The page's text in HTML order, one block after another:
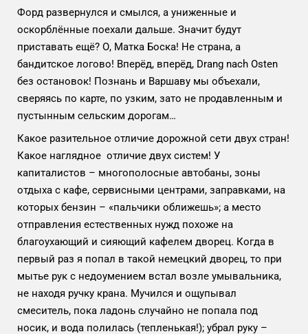
Форд развернулся и смылся, а униженные и
оскорблённые поехали дальше. Значит будут
приставать ещё? О, Матка Боска! Не страна, а
бандитское логово! Вперёд, вперёд, Drang nach Osten
без остановок! Познань и Варшаву мы объехали,
сверяясь по карте, по узким, зато не продавленным и
пустынным сельским дорогам…
Какое разительное отличие дорожной сети двух стран!
Какое наглядное отличие двух систем! У
капиталистов – многополосные автобаны, зоны
отдыха с кафе, сервисными центрами, заправками, на
которых бензин – «пальчики оближешь»; а место
отправления естественных нужд похоже на
благоухающий и сияющий кафелем дворец. Когда в
первый раз я попал в такой немецкий дворец, то при
мытье рук с недоумением встал возле умывальника,
не находя ручку крана. Мучился и ощупывал
смеситель, пока ладонь случайно не попала под
носик, и вода полилась (тепленькая!); убрал руку –